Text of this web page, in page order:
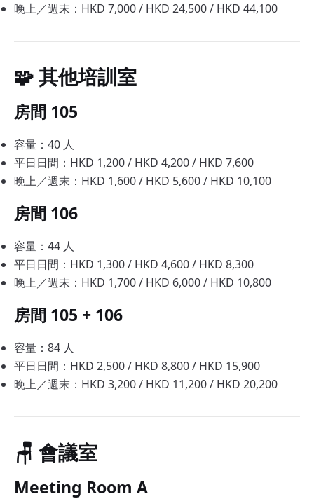
晚上／週末：HKD 7,000 / HKD 24,500 / HKD 44,100
🧩 其他培訓室
房間 105
容量：40 人
平日日間：HKD 1,200 / HKD 4,200 / HKD 7,600
晚上／週末：HKD 1,600 / HKD 5,600 / HKD 10,100
房間 106
容量：44 人
平日日間：HKD 1,300 / HKD 4,600 / HKD 8,300
晚上／週末：HKD 1,700 / HKD 6,000 / HKD 10,800
房間 105 + 106
容量：84 人
平日日間：HKD 2,500 / HKD 8,800 / HKD 15,900
晚上／週末：HKD 3,200 / HKD 11,200 / HKD 20,200
🪑 會議室
Meeting Room A